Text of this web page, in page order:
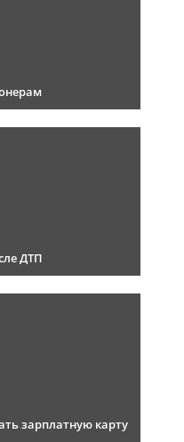
ДТП
зарплатную карту